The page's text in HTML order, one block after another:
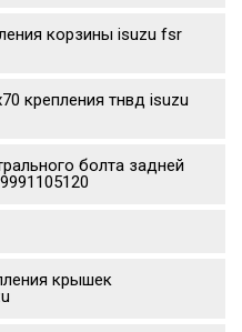
корзины isuzu fsr
крепления тнвд isuzu
болта задней
крышек